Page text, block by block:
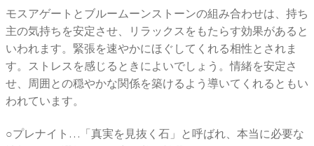
モスアゲートとブルームーンストーンの組み合わせは、持ち
主の気持ちを安定させ、リラックスをもたらす効果があると
いわれます。緊張を速やかにほぐしてくれる相性とされま
す。ストレスを感じるときによいでしょう。情緒を安定さ
せ、周囲との穏やかな関係を築けるよう導いてくれるともい
われています。
○プレナイト…「真実を見抜く石」と呼ばれ、本当に必要な